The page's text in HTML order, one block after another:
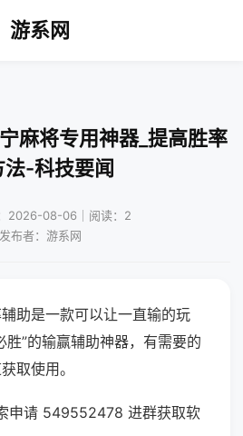
游系网
麻将专用神器_提高胜率
法-科技要闻
2026-08-06｜阅读：2
发布者：游系网
助是一款可以让一直输的玩
胜”的输赢辅助神器，有需要的
取使用。
申请 549552478 进群获取软